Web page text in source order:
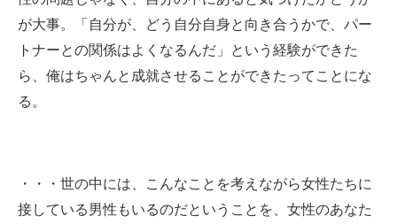
が大事。「自分が、どう自分自身と向き合うかで、パー
トナーとの関係はよくなるんだ」という経験ができた
ら、俺はちゃんと成就させることができたってことにな
る。
・・・世の中には、こんなことを考えながら女性たちに
接している男性もいるのだということを、女性のあなた